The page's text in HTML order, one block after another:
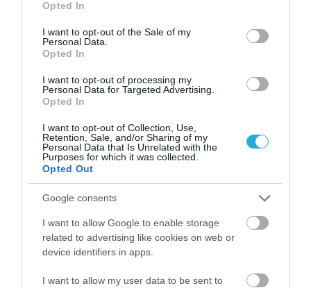
use your data for below specified purposes in below Google
consent section.
Opted In
I want to opt-out of the Sale of my
Personal Data.
Opted In
I want to opt-out of processing my
Personal Data for Targeted Advertising.
Opted In
I want to opt-out of Collection, Use,
Retention, Sale, and/or Sharing of my
Personal Data that Is Unrelated with the
Purposes for which it was collected.
Opted Out
Google consents
I want to allow Google to enable storage
related to advertising like cookies on web or
device identifiers in apps.
I want to allow my user data to be sent to
24.01.2026 17:45
μεταμορφώνει τους γλουτούς σας –
Μεταμορφωθείτε και λάμψτε μέσα στις
γιορτές!